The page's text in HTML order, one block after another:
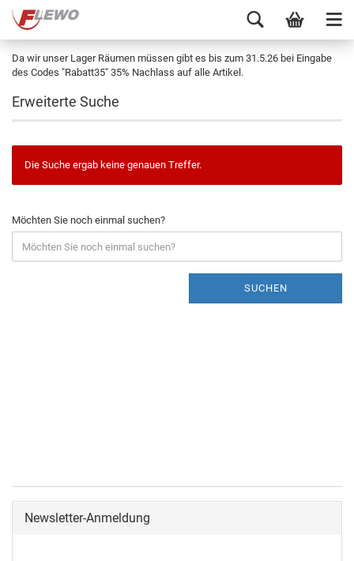
Da wir unser Lager Räumen müssen gibt es bis zum 31.5.26 bei Eingabe
des Codes "Rabatt35" 35% Nachlass auf alle Artikel.
Erweiterte Suche
Die Suche ergab keine genauen Treffer.
Möchten Sie noch einmal suchen?
SUCHEN
Newsletter-Anmeldung